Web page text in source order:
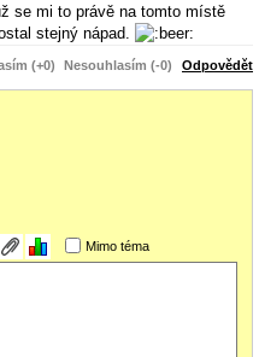
se mi to právě na tomto místě
stejný nápad.
(+0) Nesouhlasím (-0) Odpovědět
Mimo téma